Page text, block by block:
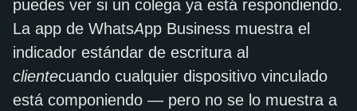
puedes ver si un colega ya está respondiendo.
La app de WhatsApp Business muestra el
indicador estándar de escritura al
clientecuando cualquier dispositivo vinculado
está componiendo — pero no se lo muestra a